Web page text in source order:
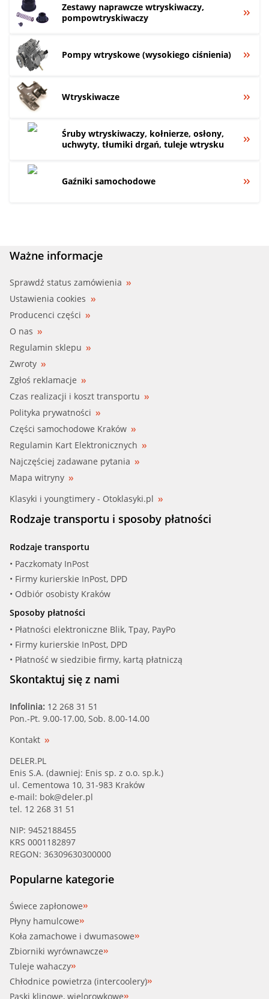
Zestawy naprawcze wtryskiwaczy,
pompowtryskiwaczy
Pompy wtryskowe (wysokiego ciśnienia)
Wtryskiwacze
Śruby wtryskiwaczy, kołnierze, osłony,
uchwyty, tłumiki drgań, tuleje wtrysku
Gaźniki samochodowe
Ważne informacje
Sprawdź status zamówienia
Ustawienia cookies
Producenci części
O nas
Regulamin sklepu
Zwroty
Zgłoś reklamacje
Czas realizacji i koszt transportu
Polityka prywatności
Części samochodowe Kraków
Regulamin Kart Elektronicznych
Najczęściej zadawane pytania
Mapa witryny
Klasyki i youngtimery - Otoklasyki.pl
Rodzaje transportu i sposoby płatności
Rodzaje transportu
• Paczkomaty InPost
• Firmy kurierskie InPost, DPD
• Odbiór osobisty Kraków
Sposoby płatności
• Płatności elektroniczne Blik, Tpay, PayPo
• Firmy kurierskie InPost, DPD
• Płatność w siedzibie firmy, kartą płatniczą
Skontaktuj się z nami
Infolinia: 12 268 31 51
Pon.-Pt. 9.00-17.00, Sob. 8.00-14.00
Kontakt
DELER.PL
Enis S.A. (dawniej: Enis sp. z o.o. sp.k.)
ul. Cementowa 10, 31-983 Kraków
e-mail: bok@deler.pl
tel. 12 268 31 51
NIP: 9452188455
KRS 0001182897
REGON: 36309630300000
Popularne kategorie
Świece zapłonowe
Płyny hamulcowe
Koła zamachowe i dwumasowe
Zbiorniki wyrównawcze
Tuleje wahaczy
Chłodnice powietrza (intercoolery)
Paski klinowe, wielorowkowe